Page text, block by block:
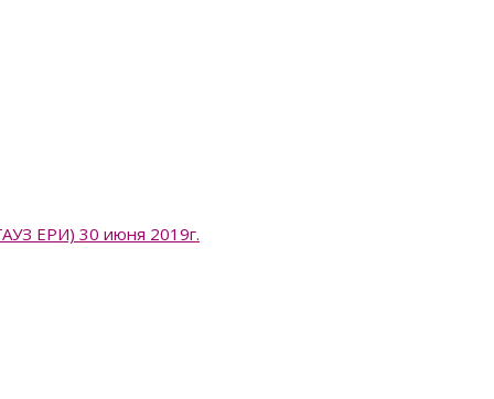
ЕРИ) 30 июня 2019г.